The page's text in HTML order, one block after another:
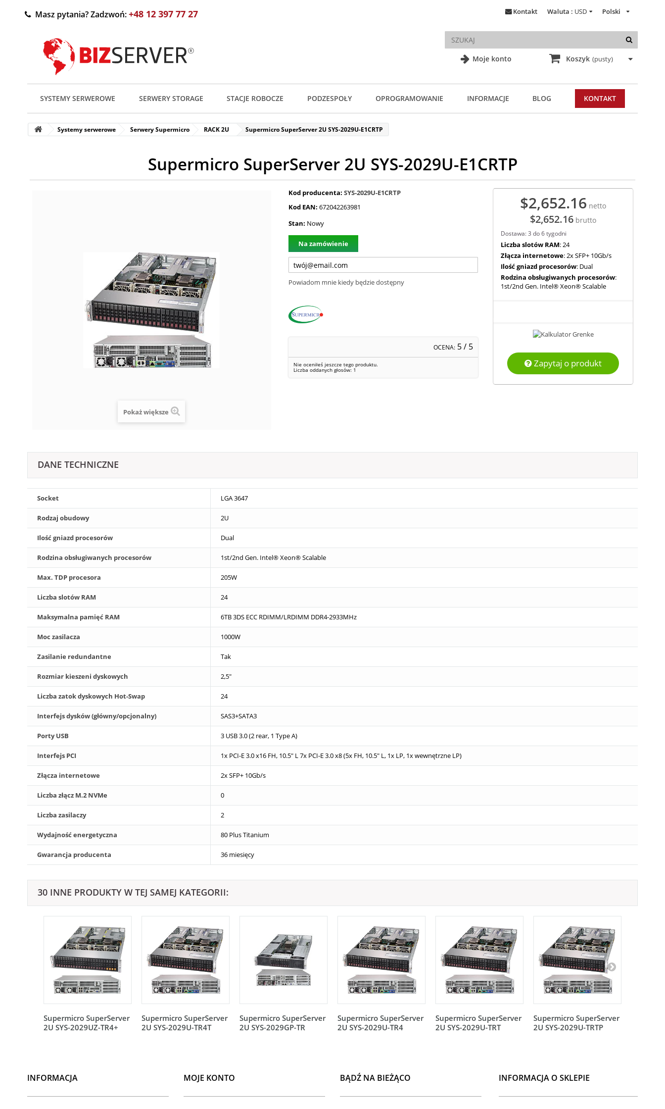
Moje konto
Polski
Waluta : USD
Kontakt
Masz pytania? Zadzwoń:+48 12 397 77 27
Koszyk (pusty)
SYSTEMY SERWEROWE SERWERY STORAGE STACJE ROBOCZE PODZESPOŁY OPROGRAMOWANIE INFORMACJE BLOG KONTAKT
Systemy serwerowe Serwery Supermicro RACK 2U Supermicro SuperServer 2U SYS-2029U-E1CRTP
Supermicro SuperServer 2U SYS-2029U-E1CRTP
Pokaż większe
Kod producenta: SYS-2029U-E1CRTP
Kod EAN: 672042263981
Stan: Nowy
Na zamówienie
Powiadom mnie kiedy będzie dostępny
OCENA: 5/ 5
Nie oceniłeś jeszcze tego produktu.
Liczba oddanych głosów: 1
$2,652.16 netto
$2,652.16 brutto
Dostawa: 3 do 6 tygodni
Liczba slotów RAM: 24
Złącza internetowe: 2x SFP+ 10Gb/s
Ilość gniazd procesorów: Dual
Rodzina obsługiwanych procesorów:
1st/2nd Gen. Intel® Xeon® Scalable
Zapytaj o produkt
DANE TECHNICZNE
Socket LGA 3647
Rodzaj obudowy 2U
Ilość gniazd procesorów Dual
Rodzina obsługiwanych procesorów 1st/2nd Gen. Intel® Xeon® Scalable
Max. TDP procesora 205W
Liczba slotów RAM 24
Maksymalna pamięć RAM 6TB 3DS ECC RDIMM/LRDIMM DDR4-2933MHz
Moc zasilacza 1000W
Zasilanie redundantne Tak
Rozmiar kieszeni dyskowych 2,5"
Liczba zatok dyskowych Hot-Swap 24
Interfejs dysków (główny/opcjonalny) SAS3+SATA3
Porty USB 3 USB 3.0 (2 rear, 1 Type A)
Interfejs PCI 1x PCI-E 3.0 x16 FH, 10.5" L 7x PCI-E 3.0 x8 (5x FH, 10.5" L, 1x LP, 1x wewnętrzne LP)
Złącza internetowe 2x SFP+ 10Gb/s
Liczba złącz M.2 NVMe 0
Liczba zasilaczy 2
Wydajność energetyczna 80 Plus Titanium
Gwarancja producenta 36 miesięcy
30 INNE PRODUKTY W TEJ SAMEJ KATEGORII:
Supermicro SuperServer
2U SYS-2029UZ-TR4+
Supermicro SuperServer
2U SYS-2029U-TR4T
Supermicro SuperServer
2U SYS-2029GP-TR
Supermicro SuperServer
2U SYS-2029U-TR4
Supermicro SuperServer
2U SYS-2029U-TRT
Supermicro SuperServer
2U SYS-2029U-TRTP
INFORMACJA MOJE KONTO BĄDŹ NA BIEŻĄCO INFORMACJA O SKLEPIE